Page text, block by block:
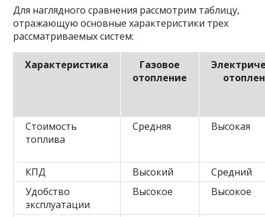
Для наглядного сравнения рассмотрим таблицу,
отражающую основные характеристики трех
рассматриваемых систем:
Характеристика
Газовое
отопление
Стоимость
топлива
Средняя Высокая
КПД Высокий
Средний
Удобство
эксплуатации
Высокое Высокое